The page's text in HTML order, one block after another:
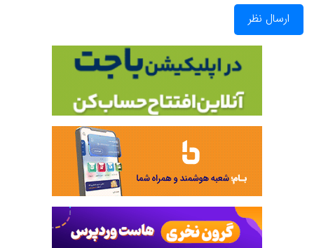
ارسال نظر